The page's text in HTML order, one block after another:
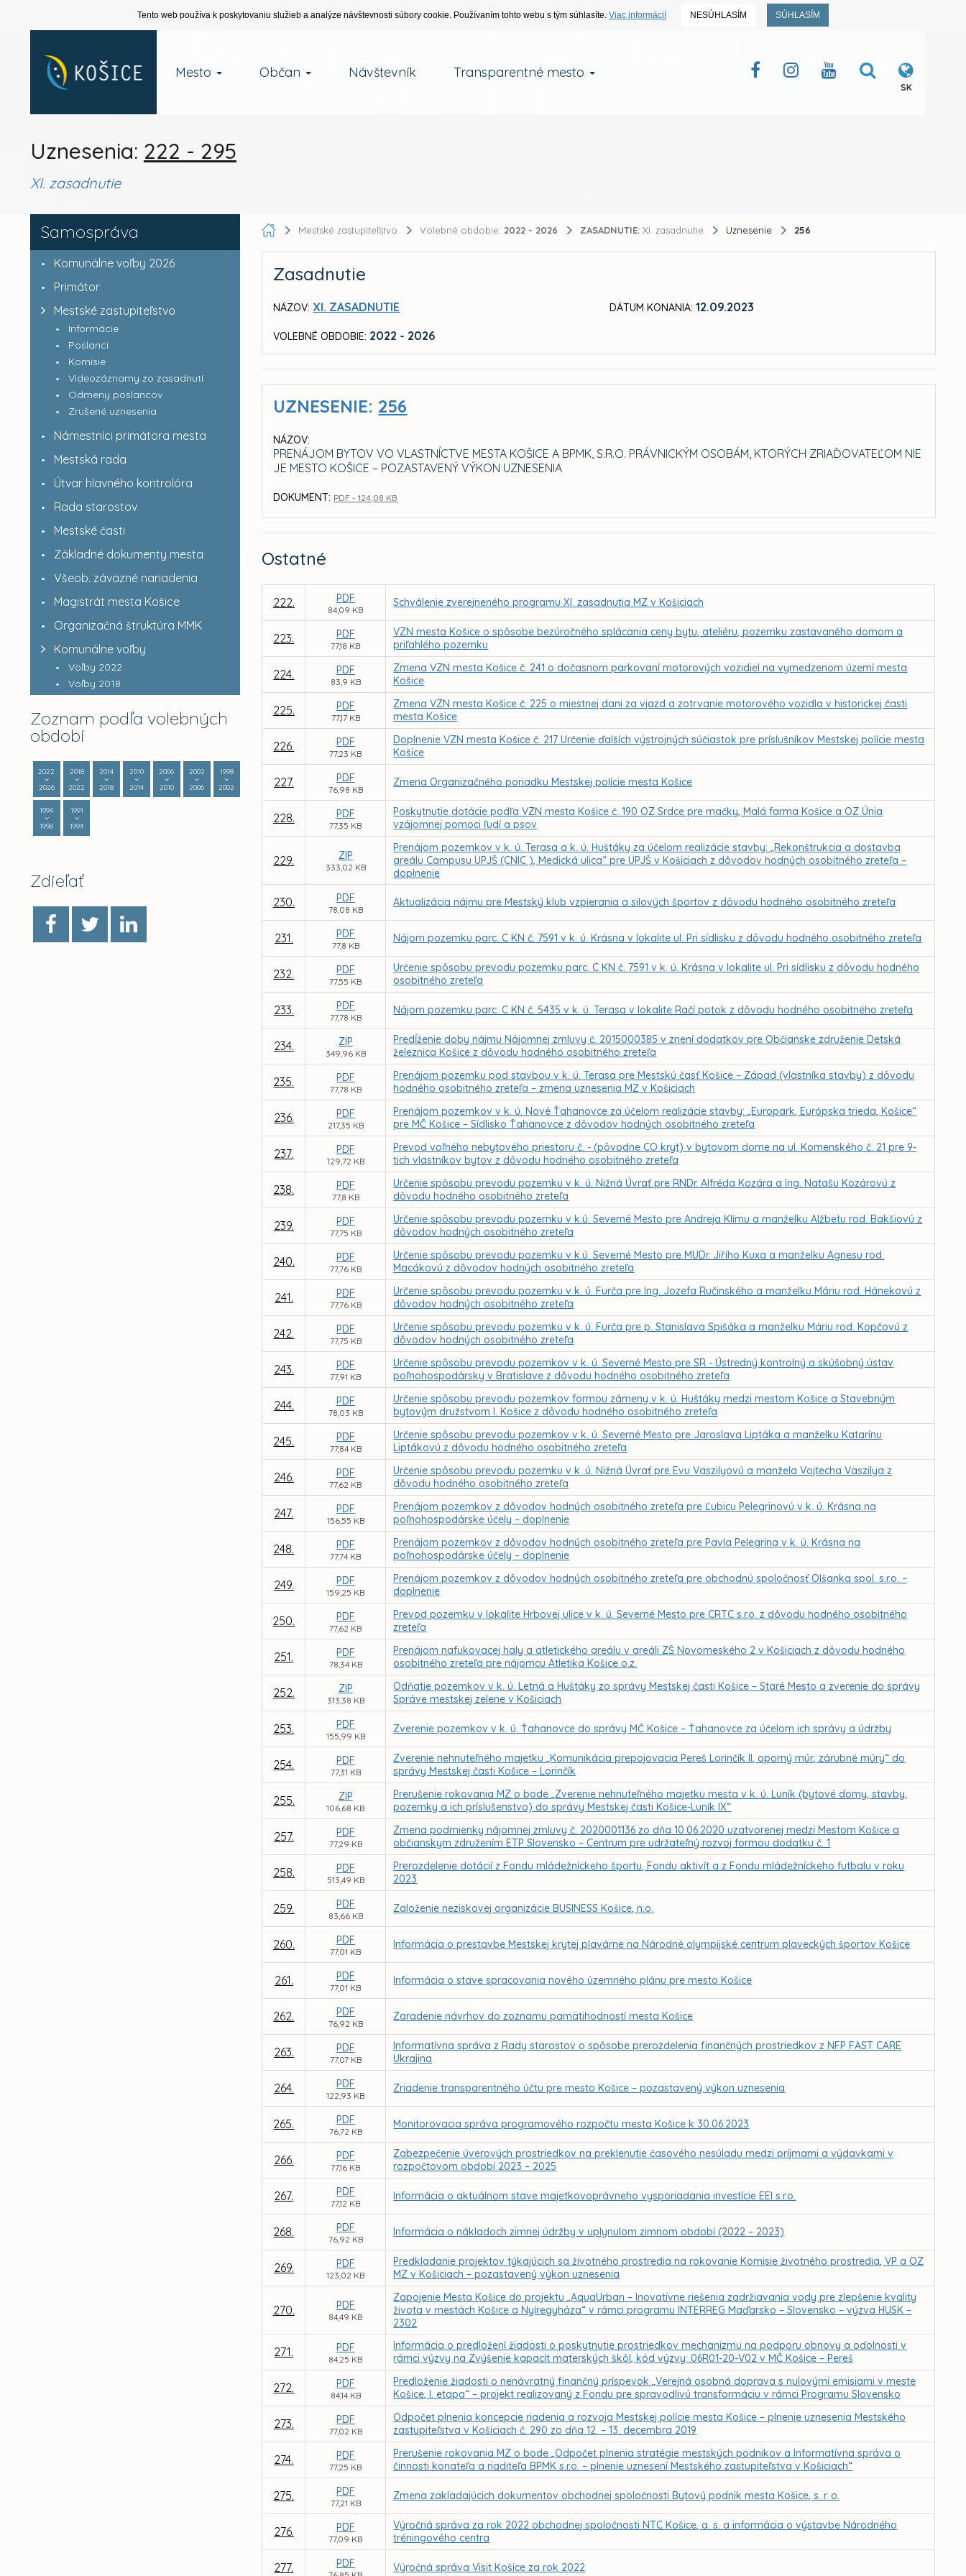
Tento web používa k poskytovaniu služieb a analýze návštevnosti súbory cookie. Používaním tohto webu s tým súhlasíte. Viac informácií NESÚHLASÍM SÚHLASÍM
Mesto Občan Návštevník Transparentné mesto
SK
Uznesenia: 222 - 295
XI. zasadnutie
Samospráva
Komunálne voľby 2026
Primátor
Mestské zastupiteľstvo
Informácie
Poslanci
Komisie
Videozáznamy zo zasadnutí
Odmeny poslancov
Zrušené uznesenia
Námestníci primátora mesta
Mestská rada
Útvar hlavného kontrolóra
Rada starostov
Mestské časti
Základné dokumenty mesta
Všeob. záväzné nariadenia
Magistrát mesta Košice
Organizačná štruktúra MMK
Komunálne voľby
Voľby 2022
Voľby 2018
Zoznam podľa volebných
období
2022
2026
2018
2022
2014
2018
2010
2014
2006
2010
2002
2006
1998
2002
1994
1998
1991
1994
Zdieľať
Mestské zastupiteľstvo Volebné obdobie: 2022 - 2026 ZASADNUTIE: XI. zasadnutie Uznesenie 256
Zasadnutie
NÁZOV: XI. ZASADNUTIE
VOLEBNÉ OBDOBIE: 2022 - 2026
DÁTUM KONANIA: 12.09.2023
UZNESENIE: 256
NÁZOV:
PRENÁJOM BYTOV VO VLASTNÍCTVE MESTA KOŠICE A BPMK, S.R.O. PRÁVNICKÝM OSOBÁM, KTORÝCH ZRIAĎOVATEĽOM NIE
JE MESTO KOŠICE – POZASTAVENÝ VÝKON UZNESENIA
DOKUMENT: PDF - 124,08 KB
Ostatné
222. PDF
84,09 KB
Schválenie zverejneného programu XI. zasadnutia MZ v Košiciach
223. PDF
77,18 KB
VZN mesta Košice o spôsobe bezúročného splácania ceny bytu, ateliéru, pozemku zastavaného domom a
priľahlého pozemku
224. PDF
83,9 KB
Zmena VZN mesta Košice č. 241 o dočasnom parkovaní motorových vozidiel na vymedzenom území mesta
Košice
225. PDF
77,17 KB
Zmena VZN mesta Košice č. 225 o miestnej dani za vjazd a zotrvanie motorového vozidla v historickej časti
mesta Košice
226. PDF
77,23 KB
Doplnenie VZN mesta Košice č. 217 Určenie ďalších výstrojných súčiastok pre príslušníkov Mestskej polície mesta
Košice
227. PDF
76,98 KB
Zmena Organizačného poriadku Mestskej polície mesta Košice
228. PDF
77,35 KB
Poskytnutie dotácie podľa VZN mesta Košice č. 190 OZ Srdce pre mačky, Malá farma Košice a OZ Únia
vzájomnej pomoci ľudí a psov
229. ZIP
333,02 KB
Prenájom pozemkov v k. ú. Terasa a k. ú. Huštáky za účelom realizácie stavby: „Rekonštrukcia a dostavba
areálu Campusu UPJŠ (CNIC ), Medická ulica“ pre UPJŠ v Košiciach z dôvodov hodných osobitného zreteľa –
doplnenie
230. PDF
78,08 KB
Aktualizácia nájmu pre Mestský klub vzpierania a silových športov z dôvodu hodného osobitného zreteľa
231. PDF
77,8 KB
Nájom pozemku parc. C KN č. 7591 v k. ú. Krásna v lokalite ul. Pri sídlisku z dôvodu hodného osobitného zreteľa
232. PDF
77,55 KB
Určenie spôsobu prevodu pozemku parc. C KN č. 7591 v k. ú. Krásna v lokalite ul. Pri sídlisku z dôvodu hodného
osobitného zreteľa
233. PDF
77,78 KB
Nájom pozemku parc. C KN č. 5435 v k. ú. Terasa v lokalite Račí potok z dôvodu hodného osobitného zreteľa
234. ZIP
349,96 KB
Predĺženie doby nájmu Nájomnej zmluvy č. 2015000385 v znení dodatkov pre Občianske združenie Detská
železnica Košice z dôvodu hodného osobitného zreteľa
235. PDF
77,78 KB
Prenájom pozemku pod stavbou v k. ú. Terasa pre Mestskú časť Košice – Západ (vlastníka stavby) z dôvodu
hodného osobitného zreteľa – zmena uznesenia MZ v Košiciach
236. PDF
217,35 KB
Prenájom pozemkov v k. ú. Nové Ťahanovce za účelom realizácie stavby: „Europark, Európska trieda, Košice“
pre MČ Košice – Sídlisko Ťahanovce z dôvodov hodných osobitného zreteľa
237. PDF
129,72 KB
Prevod voľného nebytového priestoru č. - (pôvodne CO kryt) v bytovom dome na ul. Komenského č. 21 pre 9-
tich vlastníkov bytov z dôvodu hodného osobitného zreteľa
238. PDF
77,8 KB
Určenie spôsobu prevodu pozemku v k. ú. Nižná Úvrať pre RNDr. Alfréda Kozára a Ing. Natašu Kozárovú z
dôvodu hodného osobitného zreteľa
239. PDF
77,75 KB
Určenie spôsobu prevodu pozemku v k.ú. Severné Mesto pre Andreja Klímu a manželku Alžbetu rod. Bakšiovú z
dôvodov hodných osobitného zreteľa
240. PDF
77,76 KB
Určenie spôsobu prevodu pozemku v k.ú. Severné Mesto pre MUDr. Jiřího Kuxa a manželku Agnesu rod.
Macákovú z dôvodov hodných osobitného zreteľa
241. PDF
77,76 KB
Určenie spôsobu prevodu pozemku v k. ú. Furča pre Ing. Jozefa Ručinského a manželku Máriu rod. Hánekovú z
dôvodov hodných osobitného zreteľa
242. PDF
77,75 KB
Určenie spôsobu prevodu pozemku v k. ú. Furča pre p. Stanislava Spišáka a manželku Máriu rod. Kopčovú z
dôvodov hodných osobitného zreteľa
243. PDF
77,91 KB
Určenie spôsobu prevodu pozemkov v k. ú. Severné Mesto pre SR - Ústredný kontrolný a skúšobný ústav
poľnohospodársky v Bratislave z dôvodu hodného osobitného zreteľa
244. PDF
78,03 KB
Určenie spôsobu prevodu pozemkov formou zámeny v k. ú. Huštáky medzi mestom Košice a Stavebným
bytovým družstvom I. Košice z dôvodu hodného osobitného zreteľa
245. PDF
77,84 KB
Určenie spôsobu prevodu pozemkov v k. ú. Severné Mesto pre Jaroslava Liptáka a manželku Katarínu
Liptákovú z dôvodu hodného osobitného zreteľa
246. PDF
77,62 KB
Určenie spôsobu prevodu pozemku v k. ú. Nižná Úvrať pre Evu Vaszilyovú a manžela Vojtecha Vaszilya z
dôvodu hodného osobitného zreteľa
247. PDF
156,55 KB
Prenájom pozemkov z dôvodov hodných osobitného zreteľa pre Ľubicu Pelegrinovú v k. ú. Krásna na
poľnohospodárske účely – doplnenie
248. PDF
77,74 KB
Prenájom pozemkov z dôvodov hodných osobitného zreteľa pre Pavla Pelegrina v k. ú. Krásna na
poľnohospodárske účely – doplnenie
249. PDF
159,25 KB
Prenájom pozemkov z dôvodov hodných osobitného zreteľa pre obchodnú spoločnosť Olšanka spol. s.r.o. –
doplnenie
250. PDF
77,62 KB
Prevod pozemku v lokalite Hrbovej ulice v k. ú. Severné Mesto pre CRTC s.r.o. z dôvodu hodného osobitného
zreteľa
251. PDF
78,34 KB
Prenájom nafukovacej haly a atletického areálu v areáli ZŠ Novomeského 2 v Košiciach z dôvodu hodného
osobitného zreteľa pre nájomcu Atletika Košice o.z.
252. ZIP
313,38 KB
Odňatie pozemkov v k. ú. Letná a Huštáky zo správy Mestskej časti Košice – Staré Mesto a zverenie do správy
Správe mestskej zelene v Košiciach
253. PDF
155,99 KB
Zverenie pozemkov v k. ú. Ťahanovce do správy MČ Košice – Ťahanovce za účelom ich správy a údržby
254. PDF
77,31 KB
Zverenie nehnuteľného majetku „Komunikácia prepojovacia Pereš Lorinčík II, oporný múr, zárubné múry“ do
správy Mestskej časti Košice – Lorinčík
255. ZIP
106,68 KB
Prerušenie rokovania MZ o bode „Zverenie nehnuteľného majetku mesta v k. ú. Luník (bytové domy, stavby,
pozemky a ich príslušenstvo) do správy Mestskej časti Košice-Luník IX“
257. PDF
77,29 KB
Zmena podmienky nájomnej zmluvy č. 2020001136 zo dňa 10.06.2020 uzatvorenej medzi Mestom Košice a
občianskym združením ETP Slovensko – Centrum pre udržateľný rozvoj formou dodatku č. 1
258. PDF
513,49 KB
Prerozdelenie dotácií z Fondu mládežníckeho športu, Fondu aktivít a z Fondu mládežníckeho futbalu v roku
2023
259. PDF
83,66 KB
Založenie neziskovej organizácie BUSINESS Košice, n.o.
260. PDF
77,01 KB
Informácia o prestavbe Mestskej krytej plavárne na Národné olympijské centrum plaveckých športov Košice
261. PDF
77,01 KB
Informácia o stave spracovania nového územného plánu pre mesto Košice
262. PDF
76,92 KB
Zaradenie návrhov do zoznamu pamätihodností mesta Košice
263. PDF
77,07 KB
Informatívna správa z Rady starostov o spôsobe prerozdelenia finančných prostriedkov z NFP FAST CARE
Ukrajina
264. PDF
122,93 KB
Zriadenie transparentného účtu pre mesto Košice – pozastavený výkon uznesenia
265. PDF
76,72 KB
Monitorovacia správa programového rozpočtu mesta Košice k 30.06.2023
266. PDF
77,16 KB
Zabezpečenie úverových prostriedkov na preklenutie časového nesúladu medzi príjmami a výdavkami v
rozpočtovom období 2023 – 2025
267. PDF
77,12 KB
Informácia o aktuálnom stave majetkovoprávneho vysporiadania investície EEI s.r.o.
268. PDF
76,92 KB
Informácia o nákladoch zimnej údržby v uplynulom zimnom období (2022 – 2023)
269. PDF
123,02 KB
Predkladanie projektov týkajúcich sa životného prostredia na rokovanie Komisie životného prostredia, VP a OZ
MZ v Košiciach – pozastavený výkon uznesenia
270. PDF
84,49 KB
Zapojenie Mesta Košice do projektu „AquaUrban – Inovatívne riešenia zadržiavania vody pre zlepšenie kvality
života v mestách Košice a Nyíregyháza“ v rámci programu INTERREG Maďarsko – Slovensko – výzva HUSK –
2302
271. PDF
84,25 KB
Informácia o predložení žiadosti o poskytnutie prostriedkov mechanizmu na podporu obnovy a odolnosti v
rámci výzvy na Zvýšenie kapacít materských škôl, kód výzvy: 06R01-20-V02 v MČ Košice – Pereš
272. PDF
84,14 KB
Predloženie žiadosti o nenávratný finančný príspevok „Verejná osobná doprava s nulovými emisiami v meste
Košice, I. etapa“ – projekt realizovaný z Fondu pre spravodlivú transformáciu v rámci Programu Slovensko
273. PDF
77,02 KB
Odpočet plnenia koncepcie riadenia a rozvoja Mestskej polície mesta Košice – plnenie uznesenia Mestského
zastupiteľstva v Košiciach č. 290 zo dňa 12. – 13. decembra 2019
274. PDF
77,25 KB
Prerušenie rokovania MZ o bode „Odpočet plnenia stratégie mestských podnikov a Informatívna správa o
činnosti konateľa a riaditeľa BPMK s.r.o. – plnenie uznesení Mestského zastupiteľstva v Košiciach“
275. PDF
77,21 KB
Zmena zakladajúcich dokumentov obchodnej spoločnosti Bytový podnik mesta Košice, s. r. o.
276. PDF
77,09 KB
Výročná správa za rok 2022 obchodnej spoločnosti NTC Košice, a. s. a informácia o výstavbe Národného
tréningového centra
277. PDF Výročná správa Visit Košice za rok 2022